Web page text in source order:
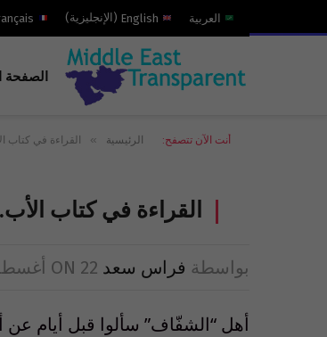
العربية English
( الإنجليزية)
الصفحة
أنت الآن تتصفح: الرئيسية » القراءة في كتاب
القراءة في كتاب
بواسطة فراس سعد ON 22 أغسطس 2007
أهل “الشفّاف” سألوا قبل أيام